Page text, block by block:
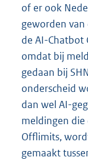
of er ook
geworden
de AI-Chatbot
omdat bij
gedaan bij
onderscheid
dan wel AI-
meldingen
Offlimits,
gemaakt